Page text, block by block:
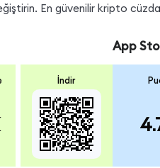
En güvenilir kripto
İndir
App